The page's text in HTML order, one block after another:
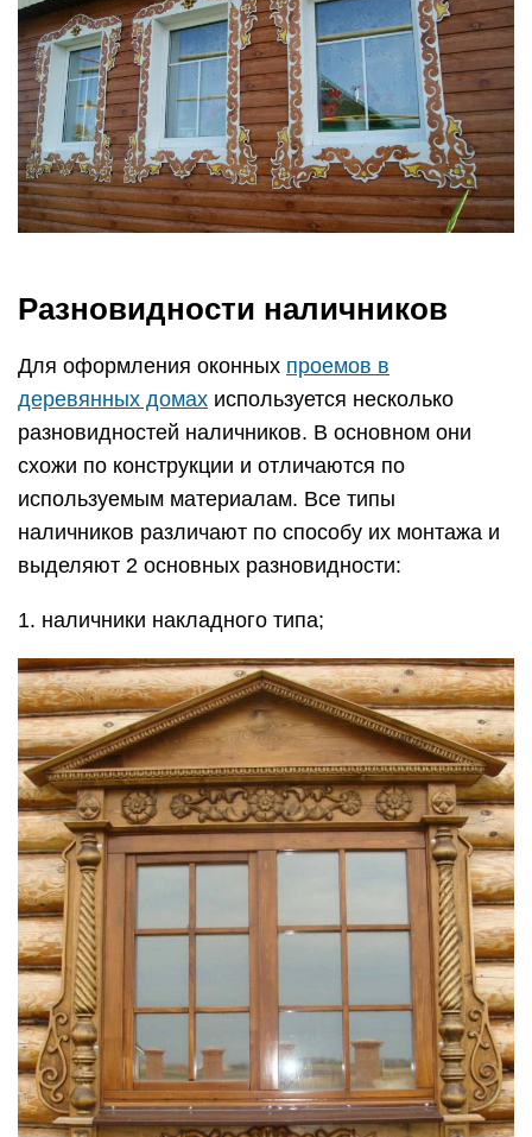
Разновидности наличников
Для оформления оконных проемов в
деревянных домах используется несколько
разновидностей наличников. В основном они
схожи по конструкции и отличаются по
используемым материалам. Все типы
наличников различают по способу их монтажа и
выделяют 2 основных разновидности:
1. наличники накладного типа;